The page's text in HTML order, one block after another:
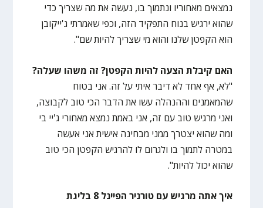
נמצאים מאחוריו ונתמוך בו, נעשה את מה שצריך כדי
שהוא ירגיש בנוח התפקיד הזה, וכפי שאמרתי ג'ייקובן
הוא הקפטן שלנו והוא מי שצריך להיות שם".
האם קיבלת הצעה להיות הקפטן? זה משהו שעלה?
"לא, אף אחד לא דיבר איתי על זה. אני בטוח
שהמאמנים וההנהלה עשו את הדבר הכי טוב לקבוצה,
ואני מרגיש טוב עם זה, אני באמת נמצא מאחורי ג'יי בי
ומה שהוא יצטרך ממני מבחינה אישית אני אעשה
במטרה לתמוך בו ולגרום לו להרגיש הקפטן הכי טוב
שהוא יכול להיות".
איך אתה מרגיש עם טורניר הפיינל 8 בליגת